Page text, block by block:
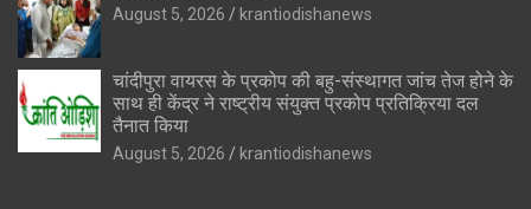
August 5, 2026 krantiodishanews
चांदीपुरा वायरस के प्रकोप की बहु-संस्थागत जांच तेज होने के
साथ ही केंद्र ने राष्ट्रीय संयुक्त प्रकोप प्रतिक्रिया दल
तैनात किया
August 5, 2026 krantiodishanews